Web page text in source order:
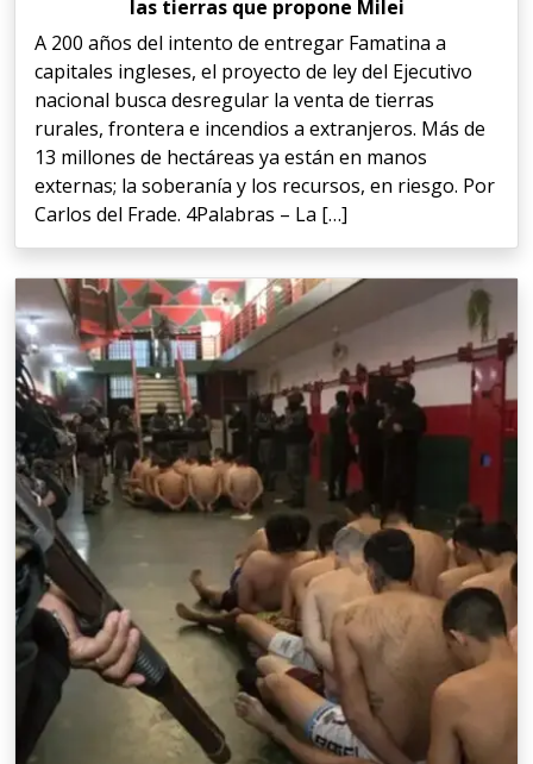
las tierras que propone Milei
A 200 años del intento de entregar Famatina a
capitales ingleses, el proyecto de ley del Ejecutivo
nacional busca desregular la venta de tierras
rurales, frontera e incendios a extranjeros. Más de
13 millones de hectáreas ya están en manos
externas; la soberanía y los recursos, en riesgo. Por
Carlos del Frade. 4Palabras – La […]